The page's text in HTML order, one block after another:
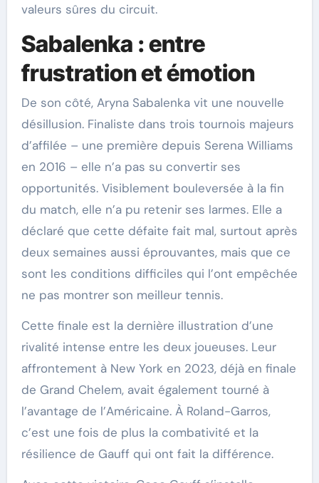
valeurs sûres du circuit.
Sabalenka : entre
frustration et émotion
De son côté, Aryna Sabalenka vit une nouvelle
désillusion. Finaliste dans trois tournois majeurs
d’affilée – une première depuis Serena Williams
en 2016 – elle n’a pas su convertir ses
opportunités. Visiblement bouleversée à la fin
du match, elle n’a pu retenir ses larmes. Elle a
déclaré que cette défaite fait mal, surtout après
deux semaines aussi éprouvantes, mais que ce
sont les conditions difficiles qui l’ont empêchée
ne pas montrer son meilleur tennis.
Cette finale est la dernière illustration d’une
rivalité intense entre les deux joueuses. Leur
affrontement à New York en 2023, déjà en finale
de Grand Chelem, avait également tourné à
l’avantage de l’Américaine. À Roland-Garros,
c’est une fois de plus la combativité et la
résilience de Gauff qui ont fait la différence.